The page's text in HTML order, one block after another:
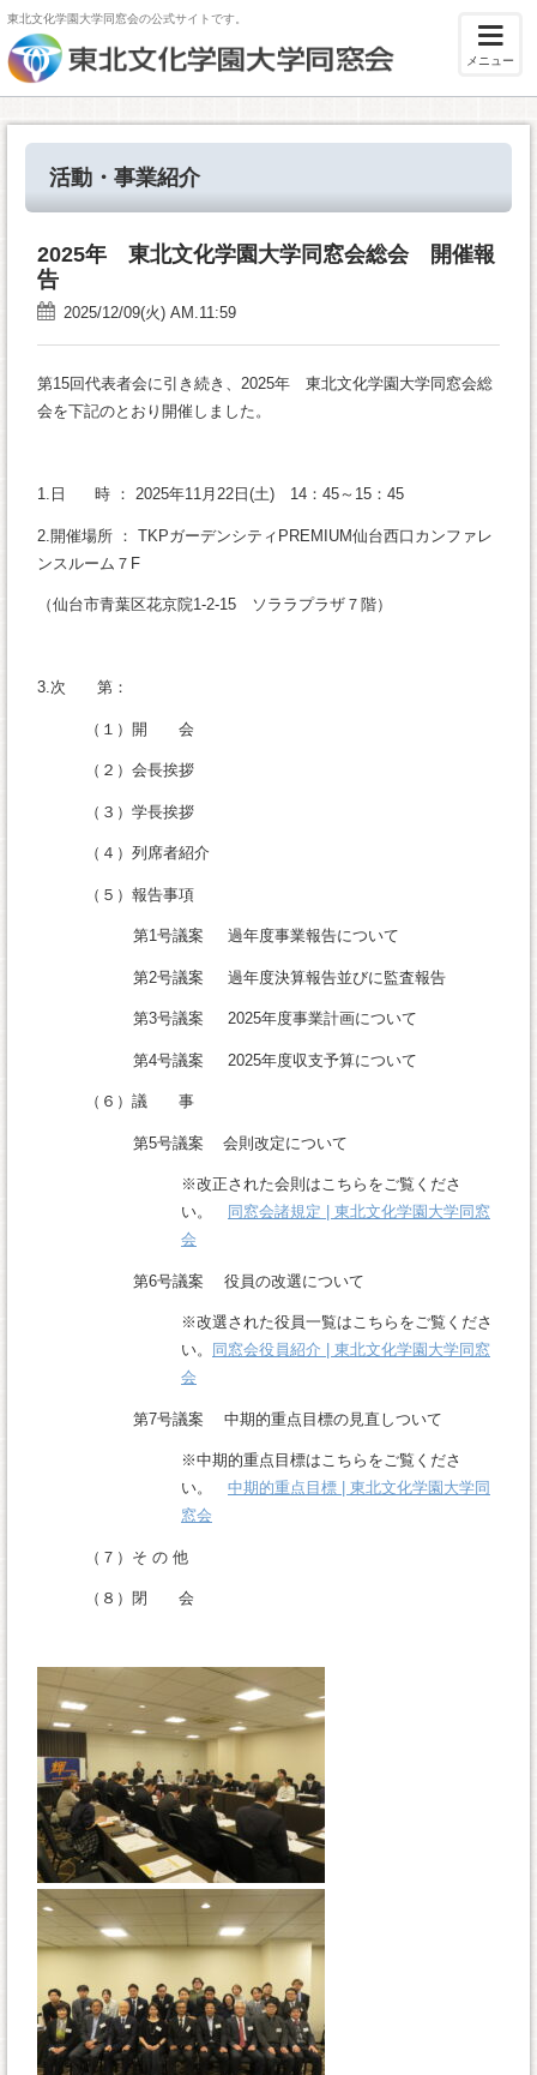
東北文化学園大学同窓会の公式サイトです。
メニュー
活動・事業紹介
2025年 東北文化学園大学同窓会総会 開催報
告
2025/12/09(火) AM.11:59
第15回代表者会に引き続き、2025年 東北文化学園大学同窓会総
会を下記のとおり開催しました。
1.日 時 ： 2025年11月22日(土) 14：45～15：45
2.開催場所 ： TKPガーデンシティPREMIUM仙台西口カンファレ
ンスルーム７F
（仙台市青葉区花京院1-2-15 ソララプラザ７階）
3.次 第：
（１）開 会
（２）会長挨拶
（３）学長挨拶
（４）列席者紹介
（５）報告事項
第1号議案 過年度事業報告について
第2号議案 過年度決算報告並びに監査報告
第3号議案 2025年度事業計画について
第4号議案 2025年度収支予算について
（６）議 事
第5号議案 会則改定について
※改正された会則はこちらをご覧くださ
い。
同窓会諸規定 | 東北文化学園大学同窓
会
第6号議案 役員の改選について
※改選された役員一覧はこちらをご覧くださ
い。
同窓会役員紹介 | 東北文化学園大学同窓
会
第7号議案 中期的重点目標の見直しついて
※中期的重点目標はこちらをご覧くださ
い。 中期的重点目標 | 東北文化学園大学同
窓会
（７）そ の 他
（８）閉 会